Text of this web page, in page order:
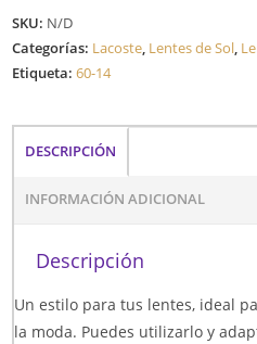
SKU: N/D
Categorías: Lacoste, Lentes de Sol,
Etiqueta:60-14
DESCRIPCIÓN
INFORMACIÓN ADICIONAL
Descripción
Un estilo para tus lentes, ideal
la moda. Puedes utilizarlo y